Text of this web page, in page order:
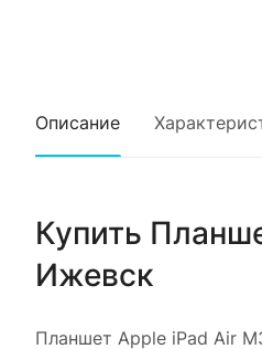
Описание
Купить
Ижевск
Планшет Apple iPad Air